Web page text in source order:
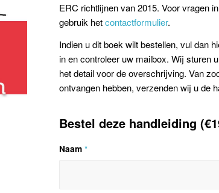
ERC richtlijnen van 2015. Voor vragen
gebruik hetcontactformulier.
Indien u dit boek wilt bestellen, vul dan
in en controleer uw mailbox. Wij sturen
het detail voor de overschrijving. Van
ontvangen hebben, verzenden wij u de
Bestel deze handleiding
Naam*